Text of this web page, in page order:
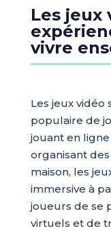
Les jeux
vivre
Les jeux vidéo
populaire de
jouant en
organisant
maison, les
immersive à
joueurs de se
virtuels et de